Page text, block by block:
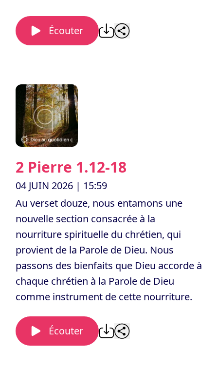
Écouter
2 Pierre 1.12-18
04 JUIN 2026 | 15:59
Au verset douze, nous entamons une
nouvelle section consacrée à la
nourriture spirituelle du chrétien, qui
provient de la Parole de Dieu. Nous
passons des bienfaits que Dieu accorde à
chaque chrétien à la Parole de Dieu
comme instrument de cette nourriture.
Écouter